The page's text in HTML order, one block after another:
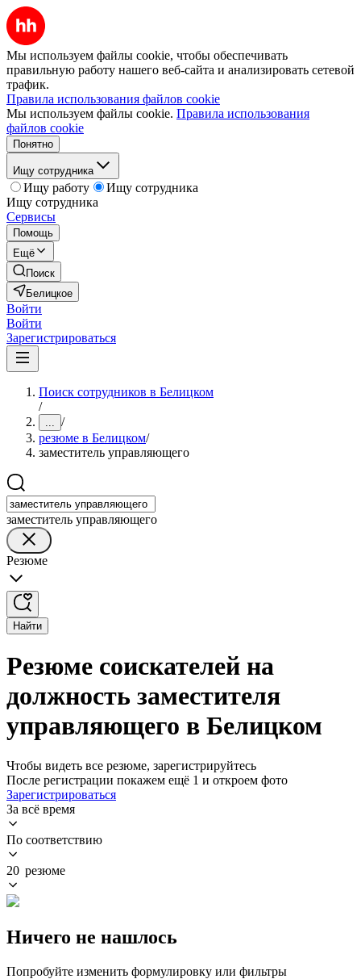
Мы используем файлы cookie, чтобы обеспечивать
правильную работу нашего веб-сайта и анализировать сетевой
трафик.
Правила использования файлов cookie
Мы используем файлы cookie. Правила использования
файлов cookie
Понятно
Ищу сотрудника
Ищу работу
Ищу сотрудника
Ищу сотрудника
Сервисы
Помощь
Ещё
Поиск
Белицкое
Войти
Войти
Зарегистрироваться
Поиск сотрудников в Белицком
/
... /
резюме в Белицком/
заместитель управляющего
заместитель управляющего
Резюме
Найти
Резюме соискателей на
должность заместителя
управляющего в Белицком
Чтобы видеть все резюме, зарегистрируйтесь
После регистрации покажем ещё 1 и откроем фото
Зарегистрироваться
За всё время
По соответствию
20 резюме
Ничего не нашлось
Попробуйте изменить формулировку или фильтры